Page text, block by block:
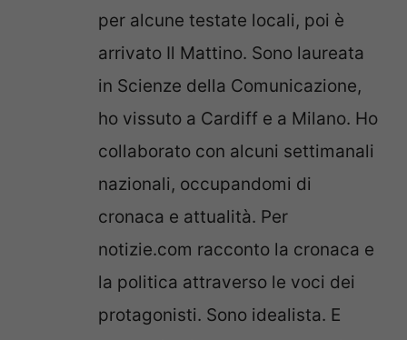
per alcune testate locali, poi è
arrivato Il Mattino. Sono laureata
in Scienze della Comunicazione,
ho vissuto a Cardiff e a Milano. Ho
collaborato con alcuni settimanali
nazionali, occupandomi di
cronaca e attualità. Per
notizie.com racconto la cronaca e
la politica attraverso le voci dei
protagonisti. Sono idealista. E